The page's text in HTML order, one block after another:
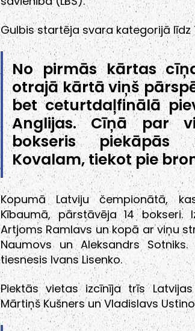
Gulbis startēja svara kategorijā līdz
No pirmās kārtas
otrajā kārtā viņš
bet ceturtdaļfinālā
Anglijas. Cīņā par
bokseris piekāpās
Kovalam, tiekot pie
Kopumā Latviju čempionātā,
Kībaumā, pārstāvēja 14 bokseri.
Artjoms Ramlavs un kopā ar viņu
Naumovs un Aleksandrs
tiesnesis Ivans Lisenko.
Piektās vietas izcīnīja trīs
Mārtiņš Kušners un Vladislavs